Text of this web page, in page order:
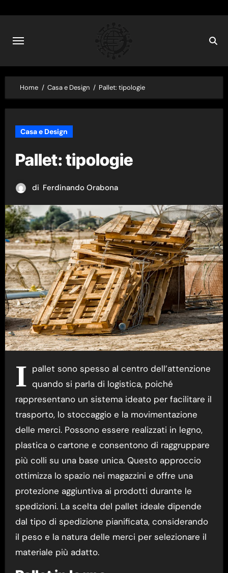
content
Home Casa e Design Pallet: tipologie
Casa e Design
Pallet: tipologie
di Ferdinando Orabona
I pallet sono spesso al centro dell’attenzione
quando si parla di logistica, poiché
rappresentano un sistema ideato per facilitare il
trasporto, lo stoccaggio e la movimentazione
delle merci. Possono essere realizzati in legno,
plastica o cartone e consentono di raggruppare
più colli su una base unica. Questo approccio
ottimizza lo spazio nei magazzini e offre una
protezione aggiuntiva ai prodotti durante le
spedizioni. La scelta del pallet ideale dipende
dal tipo di spedizione pianificata, considerando
il peso e la natura delle merci per selezionare il
materiale più adatto.